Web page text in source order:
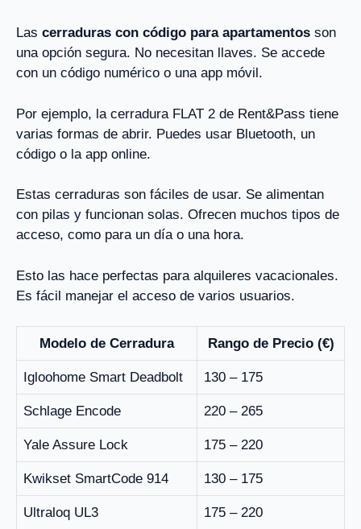
Las cerraduras con código para apartamentos son
una opción segura. No necesitan llaves. Se accede
con un código numérico o una app móvil.
Por ejemplo, la cerradura FLAT 2 de Rent&Pass tiene
varias formas de abrir. Puedes usar Bluetooth, un
código o la app online.
Estas cerraduras son fáciles de usar. Se alimentan
con pilas y funcionan solas. Ofrecen muchos tipos de
acceso, como para un día o una hora.
Esto las hace perfectas para alquileres vacacionales.
Es fácil manejar el acceso de varios usuarios.
Modelo de Cerradura Rango de Precio (€)
Igloohome Smart Deadbolt 130 – 175
Schlage Encode 220 – 265
Yale Assure Lock 175 – 220
Kwikset SmartCode 914 130 – 175
Ultraloq UL3 175 – 220